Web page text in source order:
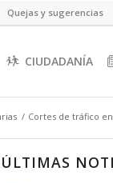
Quejas y sugerencias
CIUDADANÍA
/ Cortes de tráfico
ÚLTIMAS